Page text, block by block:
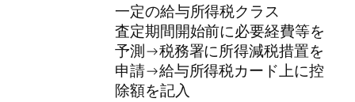
一定の給与所得税クラス
査定期間開始前に必要経費等を
予測→税務署に所得減税措置を
申請→給与所得税カード上に控
除額を記入